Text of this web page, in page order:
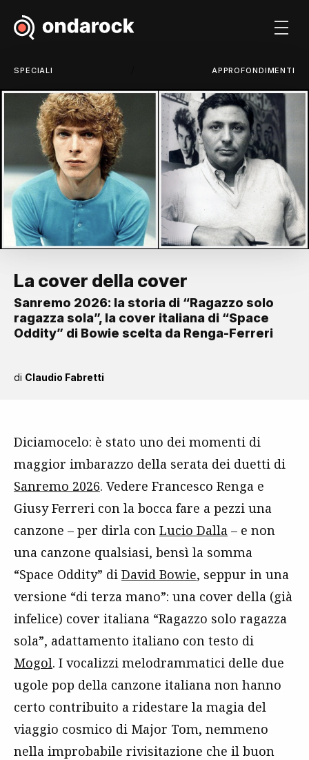
SPECIALI APPROFONDIMENTI
La cover della cover
Sanremo 2026: la storia di “Ragazzo solo
ragazza sola”, la cover italiana di “Space
Oddity” di Bowie scelta da Renga-Ferreri
di Claudio Fabretti
Diciamocelo: è stato uno dei momenti di
maggior imbarazzo della serata dei duetti di
Sanremo 2026. Vedere Francesco Renga e
Giusy Ferreri con la bocca fare a pezzi una
canzone – per dirla con Lucio Dalla – e non
una canzone qualsiasi, bensì la somma
“Space Oddity” di David Bowie, seppur in una
versione “di terza mano”: una cover della (già
infelice) cover italiana “Ragazzo solo ragazza
sola”, adattamento italiano con testo di
Mogol. I vocalizzi melodrammatici delle due
ugole pop della canzone italiana non hanno
certo contribuito a ridestare la magia del
viaggio cosmico di Major Tom, nemmeno
nella improbabile rivisitazione che il buon